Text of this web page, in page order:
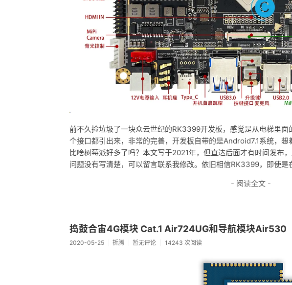
前不久捡垃圾了一块众云世纪的RK3399开发板，感觉是从电梯里
个接口都引出来，非常的完善，开发板自带的是Android7.1系统，
比啥树莓派好多了吗？本文写于2021年，但直达后面才有时间发布
问题没有写清楚，可以留言联系我修改。依旧相信RK3399，即使
- 阅读全文 -
捣鼓合宙4G模块 Cat.1 Air724UG和导航模块Air530
2020-05-25 折腾 暂无评论 14243 次阅读